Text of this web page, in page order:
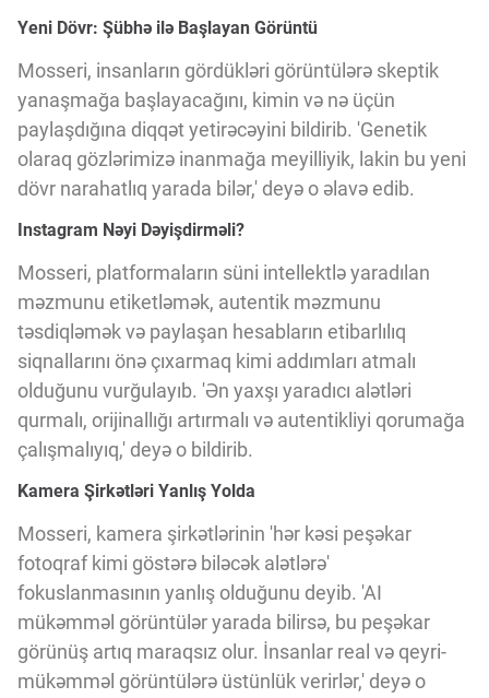
Haqqımızda
Vizyoner Baxışı
Innovasiya Bələdçisi
Gələcəyin Təhlili
Podkastlar
Yeni Dövr: Şübhə ilə Başlayan Görüntü
Mosseri, insanların gördükləri görüntülərə skeptik
yanaşmağa başlayacağını, kimin və nə üçün
paylaşdığına diqqət yetirəcəyini bildirib. 'Genetik
olaraq gözlərimizə inanmağa meyilliyik, lakin bu yeni
dövr narahatlıq yarada bilər,' deyə o əlavə edib.
Instagram Nəyi Dəyişdirməli?
Mosseri, platformaların süni intellektlə yaradılan
məzmunu etiketləmək, autentik məzmunu
təsdiqləmək və paylaşan hesabların etibarlılıq
siqnallarını önə çıxarmaq kimi addımları atmalı
olduğunu vurğulayıb. 'Ən yaxşı yaradıcı alətləri
qurmalı, orijinallığı artırmalı və autentikliyi qorumağa
çalışmalıyıq,' deyə o bildirib.
Kamera Şirkətləri Yanlış Yolda
Mosseri, kamera şirkətlərinin 'hər kəsi peşəkar
fotoqraf kimi göstərə biləcək alətlərə'
fokuslanmasının yanlış olduğunu deyib. 'AI
mükəmməl görüntülər yarada bilirsə, bu peşəkar
görünüş artıq maraqsız olur. İnsanlar real və qeyri-
mükəmməl görüntülərə üstünlük verirlər,' deyə o